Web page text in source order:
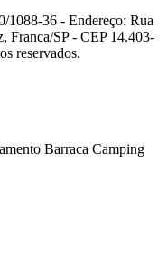
1088-36 - Endereço: Rua
Franca/SP - CEP 14.403-
reservados.
Barraca Camping